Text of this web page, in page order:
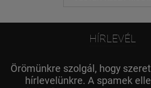
HÍRLEVÉL
Örömünkre szolgál, hogy
hírlevelünkre. A spamek